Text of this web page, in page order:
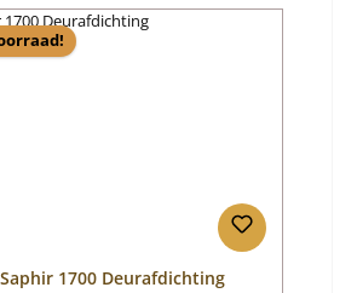
1700 Deurafdichting